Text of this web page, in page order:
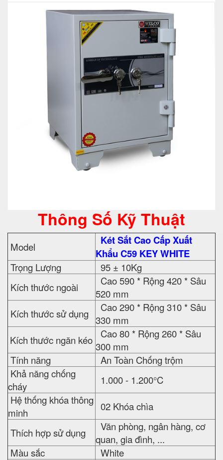
Thông Số Kỹ Thuật
Model
Két Sắt Cao Cấp Xuất
Khẩu C59 KEY WHITE
Trọng Lượng
95 ± 10Kg
Kích thước ngoài
Cao 590 * Rộng 420 * Sâu
520 mm
Kích thước sử dụng
Cao 290 * Rộng 310 * Sâu
330 mm
Kích thước ngăn kéo
Cao 80 * Rộng 260 * Sâu
300 mm
Tính năng
An Toàn Chống trộm
Khả năng chống
cháy
1.000 - 1.200°C
Hệ thống khóa thông
minh
02 Khóa chìa
Thích hợp sử dụng
Văn phòng, ngân hàng, cơ
quan, gia đình, ...
Màu sắc
White